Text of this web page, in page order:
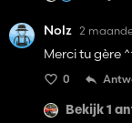
Nolz 2
Merci tu gère
0
Bekijk 1